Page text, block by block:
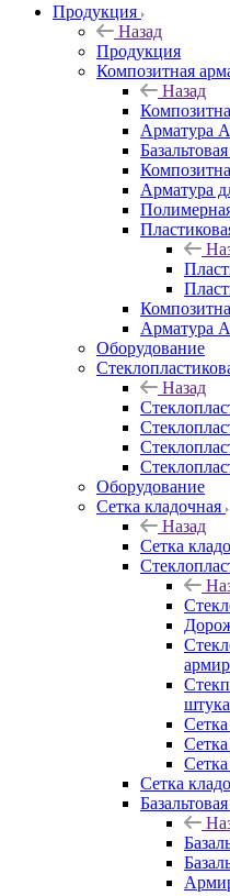
Продукция
Назад
Продукция
Композитная
Назад
Арматура
Арматура
Арматура
Оборудование
Назад
Оборудование
Сетка кладочная
Назад
Сетка
Сетка